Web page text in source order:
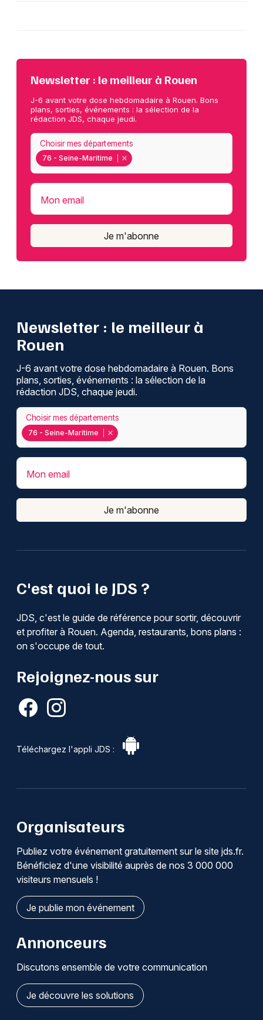
Newsletter : le meilleur à Rouen
J-6 avant votre dose hebdomadaire à Rouen. Bons
plans, sorties, événements : la sélection de la
rédaction JDS, chaque jeudi.
76 - Seine-Maritime
Choisir mes départements
Mon email
Je m'abonne
C'est quoi le JDS ?
JDS, c'est le guide de référence pour sortir, découvrir
et profiter à Rouen. Agenda, restaurants, bons plans :
on s'occupe de tout.
Rejoignez-nous sur
Téléchargez l'appli JDS :
Newsletter : le meilleur à
Rouen
J-6 avant votre dose hebdomadaire à Rouen. Bons
plans, sorties, événements : la sélection de la
rédaction JDS, chaque jeudi.
76 - Seine-Maritime
Choisir mes départements
Mon email
Je m'abonne
Organisateurs
Publiez votre événement gratuitement sur le site jds.fr.
Bénéficiez d'une visibilité auprès de nos 3 000 000
visiteurs mensuels !
Je publie mon événement
Annonceurs
Discutons ensemble de votre communication
Je découvre les solutions